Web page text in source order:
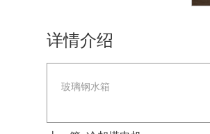
详情介绍
玻璃钢水箱